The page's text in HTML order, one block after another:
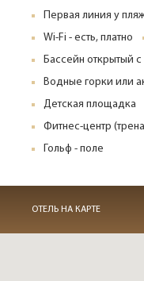
Первая линия у
Wi-Fi - есть, платно
Бассейн открытый
Водные горки или
Детская площадка
Фитнес-центр
Гольф - поле
ОТЕЛЬ НА КАРТЕ